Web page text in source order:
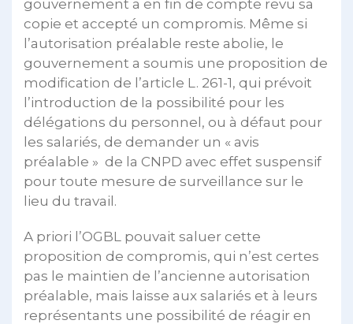
gouvernement a en fin de compte revu sa
copie et accepté un compromis. Même si
l’autorisation préalable reste abolie, le
gouvernement a soumis une proposition de
modification de l’article L. 261-1, qui prévoit
l’introduction de la possibilité pour les
délégations du personnel, ou à défaut pour
les salariés, de demander un « avis
préalable » de la CNPD avec effet suspensif
pour toute mesure de surveillance sur le
lieu du travail.
A priori l’OGBL pouvait saluer cette
proposition de compromis, qui n’est certes
pas le maintien de l’ancienne autorisation
préalable, mais laisse aux salariés et à leurs
représentants une possibilité de réagir en